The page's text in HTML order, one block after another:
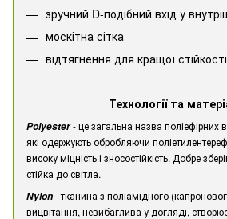
зручний D-подібний вхід у
москітна сітка
відтягнення для кращої стійкості
Технології та
Polyester- це загальна назва поліефірних
які одержують обробляючи
високу міцність і зносостійкість. Добре
стійка до світла.
Nylon- тканина з поліамідного
вицвітання, невибаглива у догляді,